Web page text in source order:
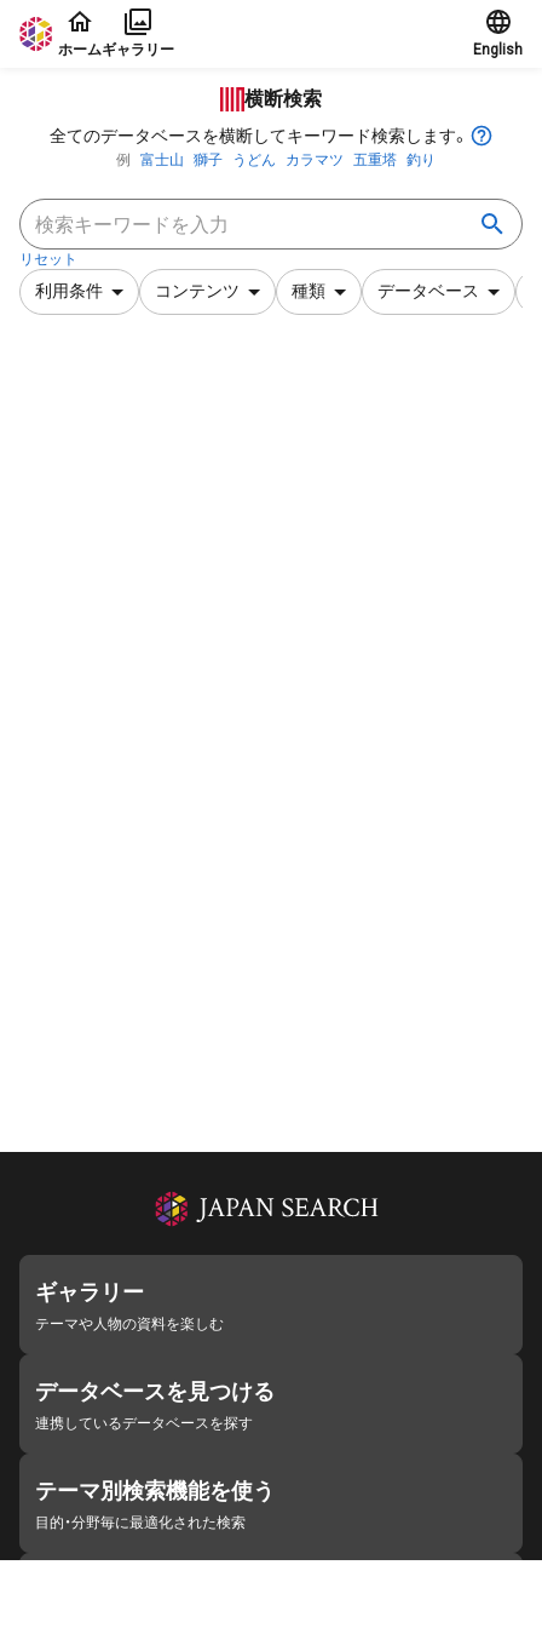
本文に飛ぶ
ホームギャラリー English
横断検索
全てのデータベースを横断してキーワード検索します。
例 富士山 獅子 うどん カラマツ 五重塔 釣り
リセット
利用条件 コンテンツ 種類 データベース
ギャラリー
テーマや人物の資料を楽しむ
データベースを見つける
連携しているデータベースを探す
テーマ別検索機能を使う
目的・分野毎に最適化された検索